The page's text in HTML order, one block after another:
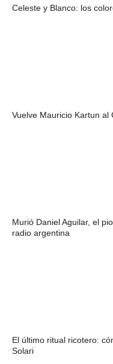
Celeste y Blanco: los
Vuelve Mauricio Kartun al
Murió Daniel Aguilar, el
radio argentina
El último ritual ricotero:
Solari